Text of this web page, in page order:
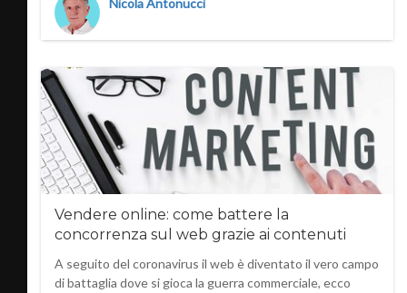
Nicola Antonucci
Vendere online: come battere la
concorrenza sul web grazie ai contenuti
A seguito del coronavirus il web è diventato il vero campo
di battaglia dove si gioca la guerra commerciale, ecco